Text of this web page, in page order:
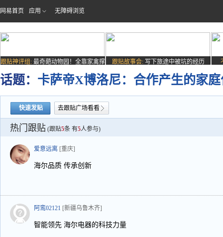
网易首页 应用 无障碍浏览
跟贴神评组: 最奇葩动物园！全靠家禽撑
场子
跟贴故事会: 写下旅途中被坑的经历
话题： 卡萨帝X博洛尼：合作产生的家
快速发贴 去跟贴广场看看
热门跟贴 (跟贴5条 有5人参与)
爱意远离 [重庆]
海尔品质 传承创新
阿鸾02121 [新疆乌鲁木齐]
智能领先 海尔电器的科技力量